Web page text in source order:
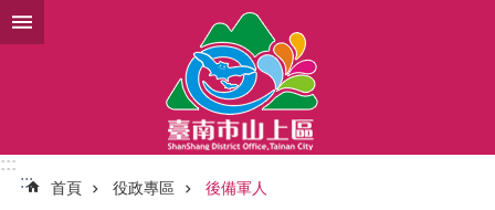
跳到主要內容區塊
:::
:::
首頁 役政專區 後備軍人